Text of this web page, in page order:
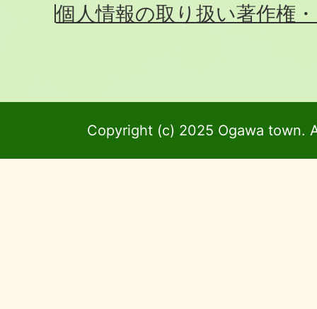
個人情報の取り扱い著作権
Copyright (c) 2025 Ogawa town.